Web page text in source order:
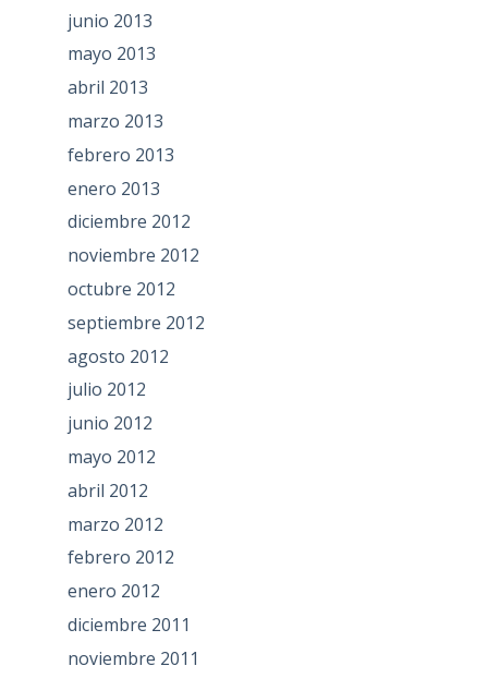
junio 2013
mayo 2013
abril 2013
marzo 2013
febrero 2013
enero 2013
diciembre 2012
noviembre 2012
octubre 2012
septiembre 2012
agosto 2012
julio 2012
junio 2012
mayo 2012
abril 2012
marzo 2012
febrero 2012
enero 2012
diciembre 2011
noviembre 2011